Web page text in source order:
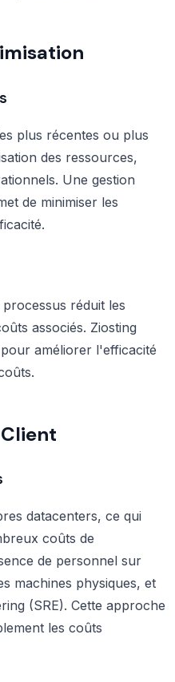
plus récentes ou plus
des ressources,
Une gestion
de minimiser les
réduit les
associés. Ziosting
améliorer l'efficacité
datacenters, ce qui
coûts de
de personnel sur
machines physiques, et
(SRE). Cette approche
les coûts